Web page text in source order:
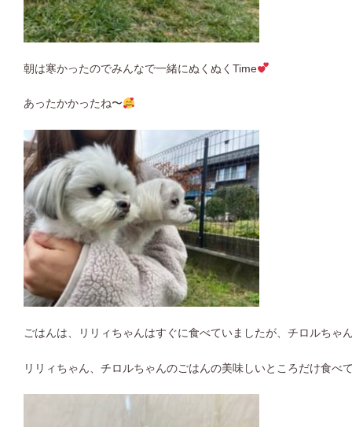
朝は寒かったのでみんなで一緒にぬくぬくTime
あったかかったね〜
ごはんは、リリィちゃんはすぐに食べていましたが、チロルち
リリィちゃん、チロルちゃんのごはんの美味しいところだけ食べ